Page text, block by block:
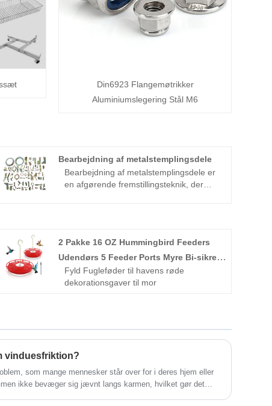
Din6923 Flangemøtrikker
Aluminiumslegering Stål M6
Bearbejdning af metalstemplingsdele
Bearbejdning af metalstemplingsdele er
en afgørende fremstillingsteknik, der
faser, herunder design, materialevalg,
værktøj, stempling og efterbehandling.
Ved at bruge forskellige metoder, såsom
progressiv matricestempling,
materialer, såsom stål, aluminium,
messing og kobber, påvirker det
endelige produkt betydeligt. Denne
bearbejdning af metalstemplingsdele og
understreger de seneste fremskridt og
innovationer på området.
2 Pakke 16 OZ Hummingbird Feeders
Udendørs 5 Feeder Ports Myre Bi-sikre
lækagesikre rengøringsbørster Nektar
Nem at rengøre Fyld Bird
Fyld Fugleføder til havens røde
dekorationsgaver til mor
vinduesfriktion?
som mange mennesker står over for i deres hjem eller
ikke bevæger sig jævnt langs karmen, hvilket gør det